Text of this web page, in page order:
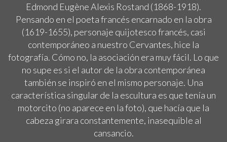
Edmond Eugène Alexis Rostand (1868-1918).
Pensando en el poeta francés encarnado en la obra
(1619-1655), personaje quijotesco francés, casi
contemporáneo a nuestro Cervantes, hice la
fotografía. Cómo no, la asociación era muy fácil. Lo que
no supe es si el autor de la obra contemporánea
también se inspiró en el mismo personaje. Una
característica singular de la escultura es que tenía un
motorcito (no aparece en la foto), que hacía que la
cabeza girara constantemente, inasequible al
cansancio.